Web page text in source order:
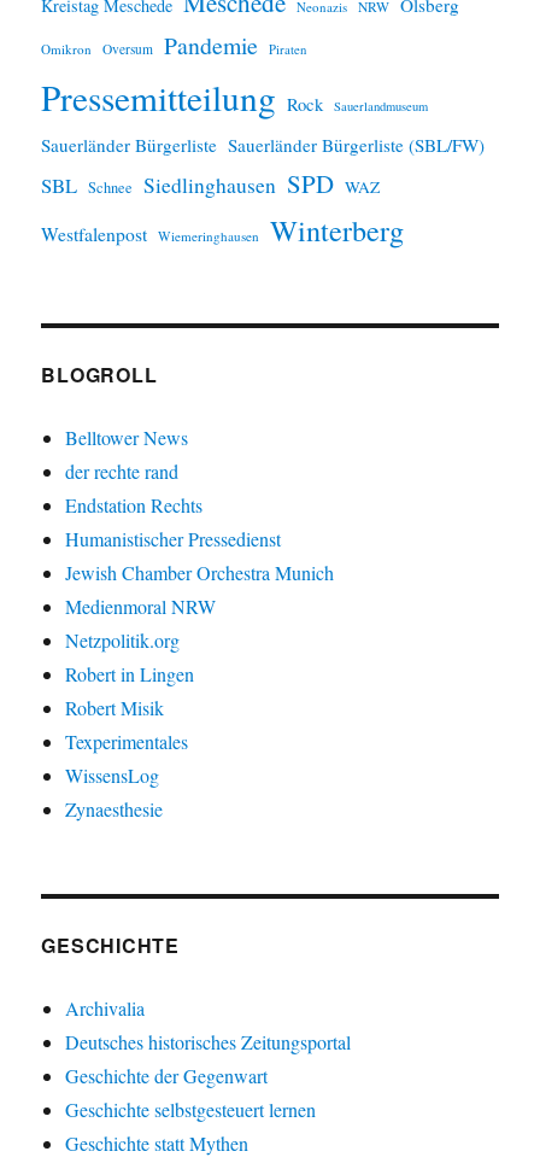
Kreistag Meschede Neonazis NRW Olsberg
Omikron Oversum Pandemie Piraten
Pressemitteilung Rock Sauerlandmuseum
Sauerländer Bürgerliste Sauerländer Bürgerliste (SBL/FW)
SBL Schnee Siedlinghausen SPD WAZ
Westfalenpost Wiemeringhausen Winterberg
BLOGROLL
Belltower News
der rechte rand
Endstation Rechts
Humanistischer Pressedienst
Jewish Chamber Orchestra Munich
Medienmoral NRW
Netzpolitik.org
Robert in Lingen
Robert Misik
Texperimentales
WissensLog
Zynaesthesie
GESCHICHTE
Archivalia
Deutsches historisches Zeitungsportal
Geschichte der Gegenwart
Geschichte selbstgesteuert lernen
Geschichte statt Mythen